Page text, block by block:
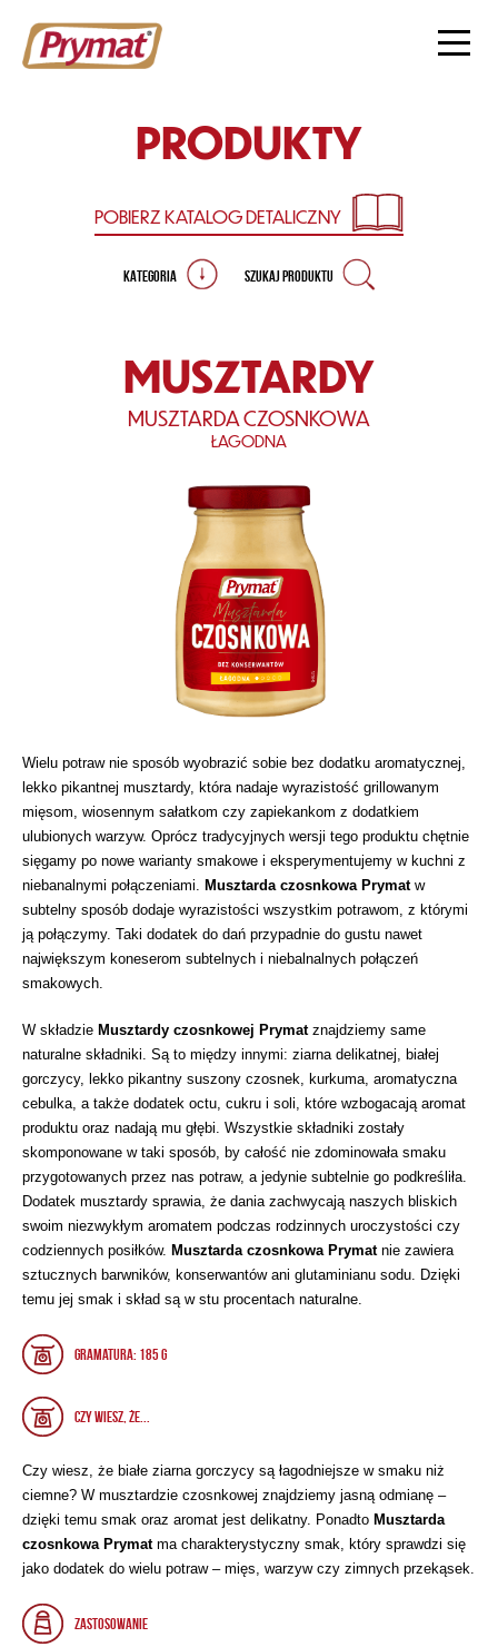
PRODUKTY
POBIERZ KATALOGDETALICZNY
KATEGORIA SZUKAJ PRODUKTU
MUSZTARDY
MUSZTARDA CZOSNKOWA
ŁAGODNA
Wielu potraw nie sposób wyobrazić sobie bez dodatku aromatycznej,
lekko pikantnej musztardy, która nadaje wyrazistość grillowanym
mięsom, wiosennym sałatkom czy zapiekankom z dodatkiem
ulubionych warzyw. Oprócz tradycyjnych wersji tego produktu chętnie
sięgamy po nowe warianty smakowe i eksperymentujemy w kuchni z
niebanalnymi połączeniami. Musztarda czosnkowa Prymat w
subtelny sposób dodaje wyrazistości wszystkim potrawom, z którymi
ją połączymy. Taki dodatek do dań przypadnie do gustu nawet
największym koneserom subtelnych i niebalnalnych połączeń
smakowych.
W składzie Musztardy czosnkowej Prymat znajdziemy same
naturalne składniki. Są to między innymi: ziarna delikatnej, białej
gorczycy, lekko pikantny suszony czosnek, kurkuma, aromatyczna
cebulka, a także dodatek octu, cukru i soli, które wzbogacają aromat
produktu oraz nadają mu głębi. Wszystkie składniki zostały
skomponowane w taki sposób, by całość nie zdominowała smaku
przygotowanych przez nas potraw, a jedynie subtelnie go podkreśliła.
Dodatek musztardy sprawia, że dania zachwycają naszych bliskich
swoim niezwykłym aromatem podczas rodzinnych uroczystości czy
codziennych posiłków. Musztarda czosnkowa Prymat nie zawiera
sztucznych barwników, konserwantów ani glutaminianu sodu. Dzięki
temu jej smak i skład są w stu procentach naturalne.
Gramatura: 185 g
CZY WIESZ, ŻE...
Czy wiesz, że białe ziarna gorczycy są łagodniejsze w smaku niż
ciemne? W musztardzie czosnkowej znajdziemy jasną odmianę –
dzięki temu smak oraz aromat jest delikatny. Ponadto Musztarda
czosnkowa Prymat ma charakterystyczny smak, który sprawdzi się
jako dodatek do wielu potraw – mięs, warzyw czy zimnych przekąsek.
ZASTOSOWANIE